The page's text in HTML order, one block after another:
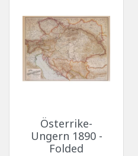
Österrike-
Ungern 1890 -
Folded